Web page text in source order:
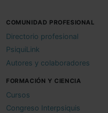
COMUNIDAD PROFESIONAL
Directorio profesional
PsiquiLink
Autores y colaboradores
FORMACIÓN Y CIENCIA
Cursos
Congreso Interpsiquis